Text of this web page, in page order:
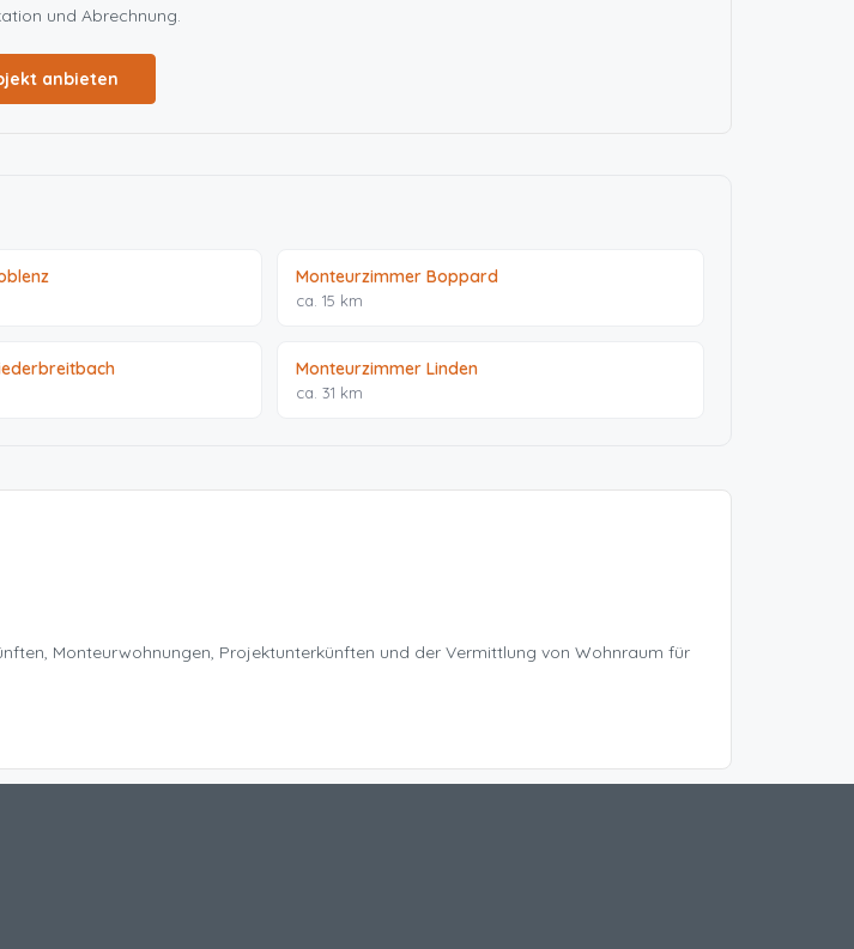
und Abrechnung.
anbieten
Monteurzimmer Boppard
ca. 15 km
Monteurzimmer Linden
ca. 31 km
Monteurwohnungen, Projektunterkünften und der Vermittlung von Wohnraum für